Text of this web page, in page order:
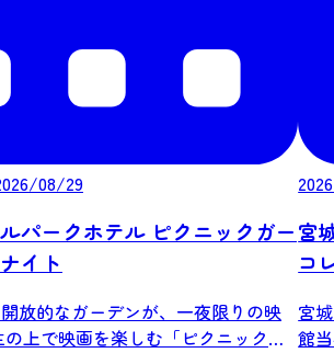
Facebook
コレクション Instagaram
08/29
パークホテル ピクニックガー
イト
放的なガーデンが、一夜限りの映
上で映画を楽しむ「ピクニックガ
宮
コ
宮
館